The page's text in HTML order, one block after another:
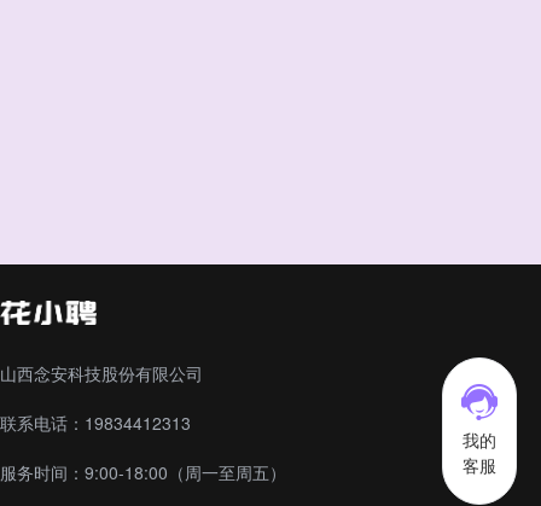
我的
客服
山西念安科技股份有限公司
联系电话：19834412313
服务时间：9:00-18:00（周一至周五）